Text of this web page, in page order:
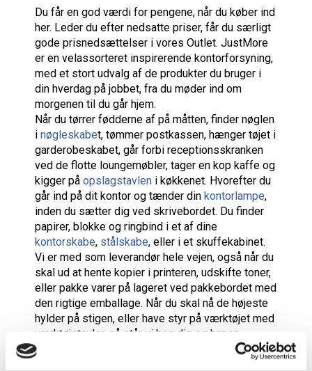
Du får en god værdi for pengene, når du køber ind
her. Leder du efter nedsatte priser, får du særligt
gode prisnedsættelser i vores Outlet. JustMore
er en velassorteret inspirerende kontorforsyning,
med et stort udvalg af de produkter du bruger i
din hverdag på jobbet, fra du møder ind om
morgenen til du går hjem.
Når du tørrer fødderne af på måtten, finder nøglen
i nøgleskabet, tømmer postkassen, hænger tøjet i
garderobeskabet, går forbi receptionsskranken
ved de flotte loungemøbler, tager en kop kaffe og
kigger på opslagstavlen i køkkenet. Hvorefter du
går ind på dit kontor og tænder din kontorlampe,
inden du sætter dig ved skrivebordet. Du finder
papirer, blokke og ringbind i et af dine
kontorskabe, stålskabe, eller i et skuffekabinet.
Vi er med som leverandør hele vejen, også når du
skal ud at hente kopier i printeren, udskifte toner,
eller pakke varer på lageret ved pakkebordet med
den rigtige emballage. Når du skal nå de højeste
hylder på stigen, eller have styr på værktøjet med
værktøjstavler, så står vi bag dig og har en
velassorteret webshop.
Når dagen lakker mod enden, har vi naturligvis